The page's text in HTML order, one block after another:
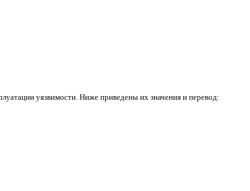
уязвимости. Ниже приведены их значения и перевод: